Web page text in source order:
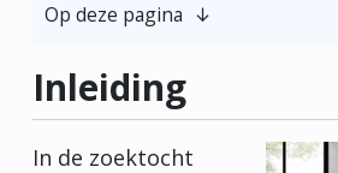
Op deze pagina
Inleiding
In de zoektocht